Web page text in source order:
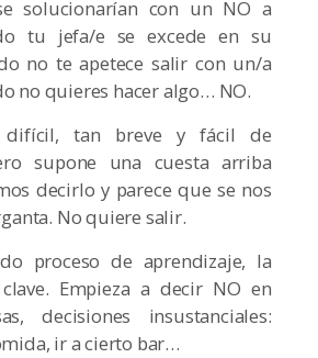
solucionarían con un NO a
tu jefa/e se excede en su
no te apetece salir con un/a
no quieres hacer algo… NO.
difícil, tan breve y fácil de
supone una cuesta arriba
decirlo y parece que se nos
No quiere salir.
proceso de aprendizaje, la
Empieza a decir NO en
decisiones insustanciales:
ir a cierto bar…